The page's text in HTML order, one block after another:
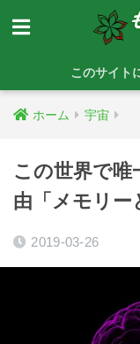
このサイト
ホーム 宇宙
この世界で唯
由「メモリー
2019-03-26